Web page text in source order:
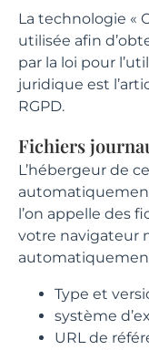
La technologie «
utilisée afin
par la loi pour
juridique est
RGPD.
Fichiers
L’hébergeur de
l’on appelle des
votre navigateur
Type et
système
URL de